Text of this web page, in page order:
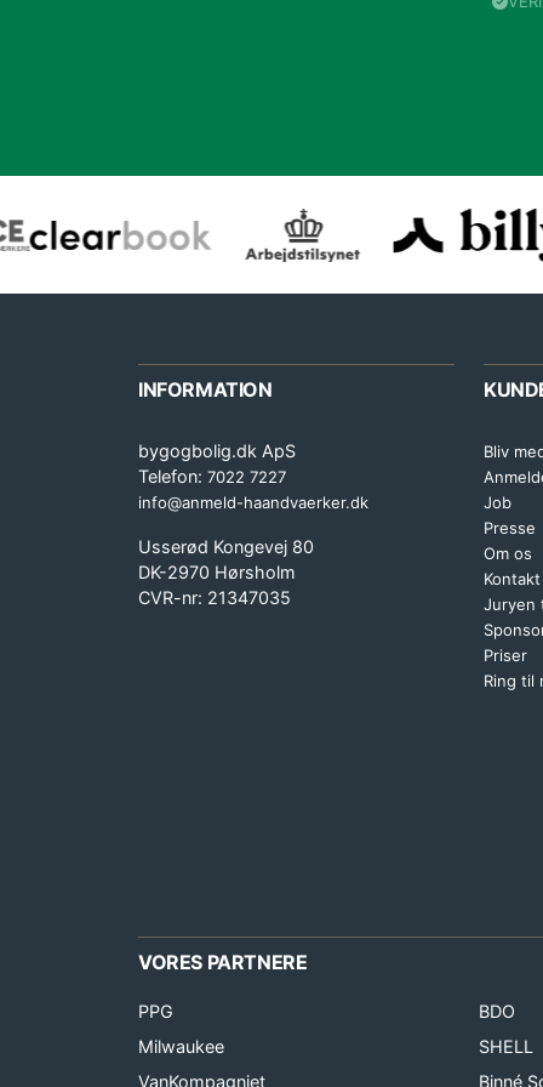
INFORMATION
bygogbolig.dk ApS
Telefon: 7022 7227
info@anmeld-haandvaerker.dk
Usserød Kongevej 80
DK-2970 Hørsholm
CVR-nr: 21347035
Bliv
Job
Presse
Om os
Kontakt
Juryen
Priser
Ring til
VORES PARTNERE
PPG
BDO
Milwaukee
SHELL
VanKompagniet
Binné